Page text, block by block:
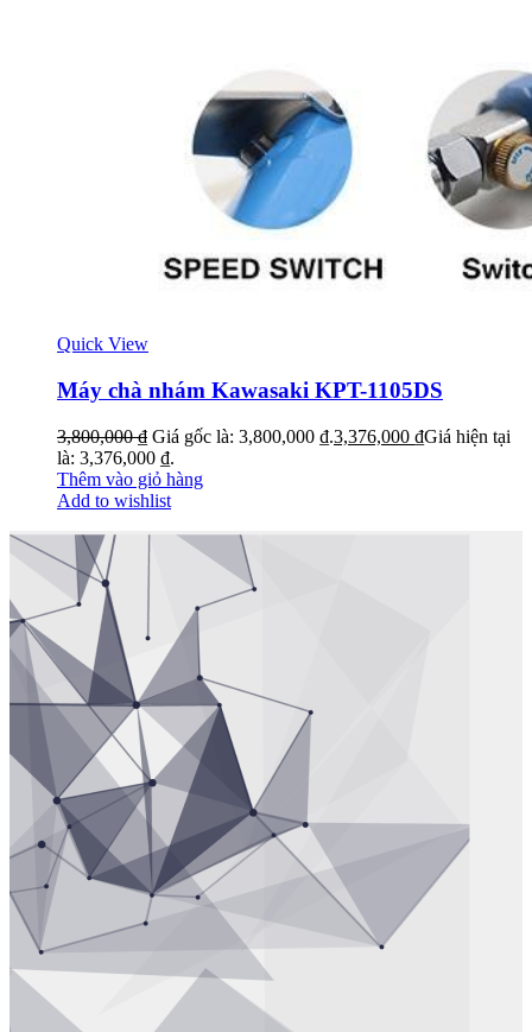
Quick View
Máy chà nhám Kawasaki KPT-1105DS
3,800,000₫ Giá gốc là: 3,800,000 ₫.3,376,000 ₫Giá hiện tại
là: 3,376,000 ₫.
Thêm vào giỏ hàng
Add to wishlist